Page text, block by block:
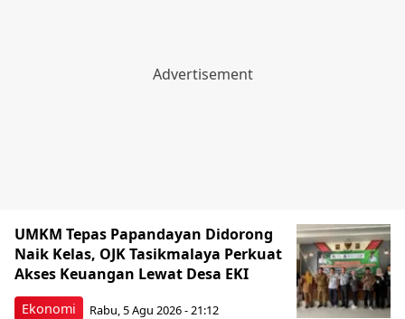
Ekonomi
UMKM Tepas Papandayan Didorong
Naik Kelas, OJK Tasikmalaya Perkuat
Akses Keuangan Lewat Desa EKI
Rabu, 5 Agu 2026 - 21:12